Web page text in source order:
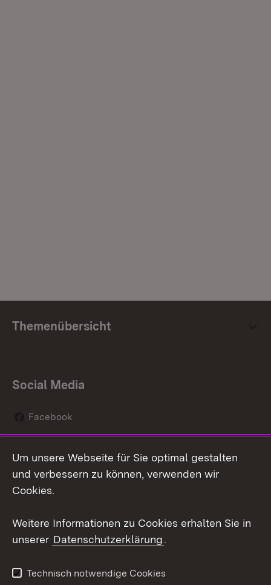
Themenübersicht
Social Media
Facebook
Social Wall
Youtube
Kontakt
Datenschutz
Barrierefreiheit
Um unsere Webseite für Sie optimal gestalten
und verbessern zu können, verwenden wir
Cookies.
Weitere Informationen zu Cookies erhalten Sie in
unserer Datenschutzerklärung.
Technisch notwendige Cookies